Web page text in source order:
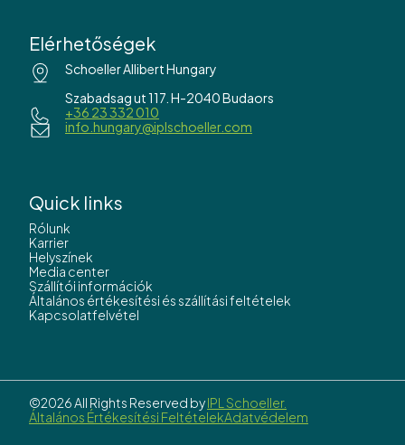
Elérhetőségek
Schoeller Allibert Hungary
Szabadsag ut 117. H-2040 Budaors
+36 23 332 010
info.hungary@iplschoeller.com
Quick links
Rólunk
Karrier
Helyszínek
Media center
Szállítói információk
Általános értékesítési és szállítási feltételek
Kapcsolatfelvétel
©2026 All Rights Reserved byIPL Schoeller.
Általános Értékesítési FeltételekAdatvédelem